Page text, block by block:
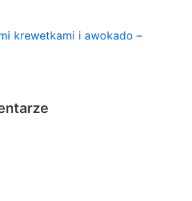
krewetkami i awokado –